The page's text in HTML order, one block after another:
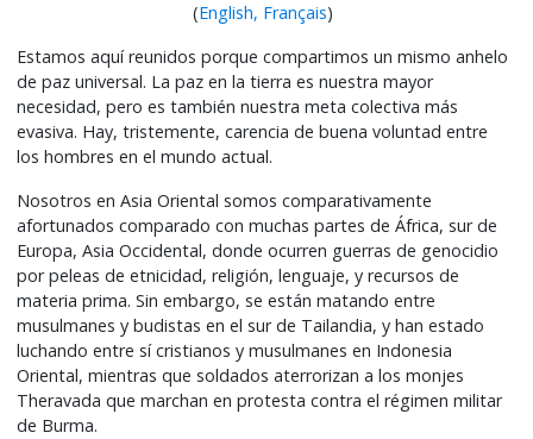
(English, Français)
Estamos aquí reunidos porque compartimos un mismo anhelo
de paz universal. La paz en la tierra es nuestra mayor
necesidad, pero es también nuestra meta colectiva más
evasiva. Hay, tristemente, carencia de buena voluntad entre
los hombres en el mundo actual.
Nosotros en Asia Oriental somos comparativamente
afortunados comparado con muchas partes de África, sur de
Europa, Asia Occidental, donde ocurren guerras de genocidio
por peleas de etnicidad, religión, lenguaje, y recursos de
materia prima. Sin embargo, se están matando entre
musulmanes y budistas en el sur de Tailandia, y han estado
luchando entre sí cristianos y musulmanes en Indonesia
Oriental, mientras que soldados aterrorizan a los monjes
Theravada que marchan en protesta contra el régimen militar
de Burma.